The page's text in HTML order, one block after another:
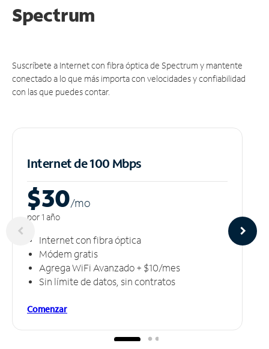
Spectrum
Suscríbete a Internet con fibra óptica de Spectrum y mantente
conectado a lo que más importa con velocidades y confiabilidad
con las que puedes contar.
Internet de 100 Mbps
$30/mo
por 1 año
Internet con fibra óptica
Módem gratis
Agrega WiFi Avanzado + $10/mes
Sin límite de datos, sin contratos
Comenzar